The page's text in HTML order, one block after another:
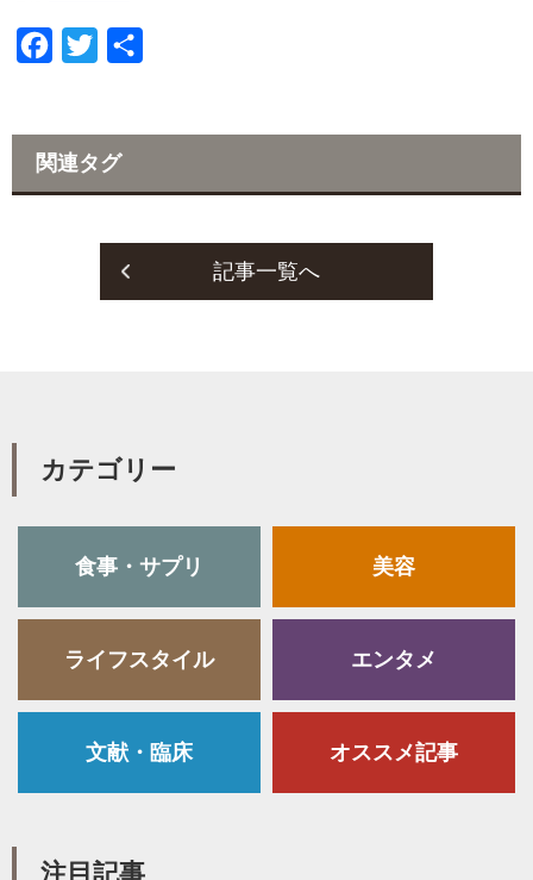
e
b
t
関連タグ
記事一覧へ
カテゴリー
食事・サプリ 美容
ライフスタイル エンタメ
文献・臨床 オススメ記事
注目記事